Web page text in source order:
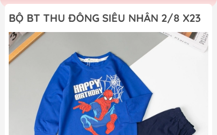
BỘ BT THU ĐÔNG SIÊU NHÂN 2/8 X23